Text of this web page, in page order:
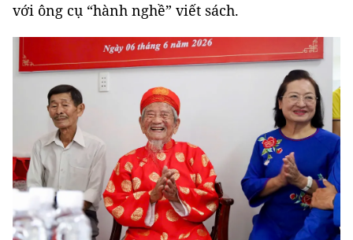
với ông cụ “hành nghề” viết sách.